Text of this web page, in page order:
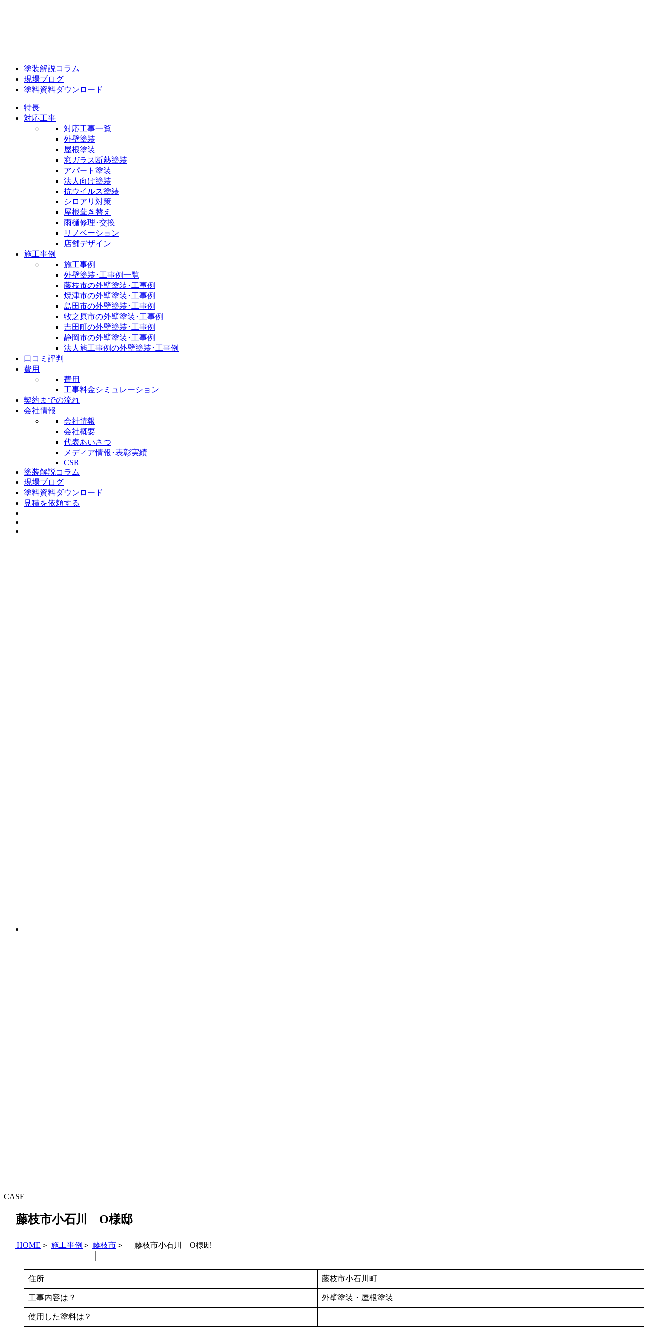
塗装解説コラム
現場ブログ
塗料資料ダウンロード
特長
対応工事
対応工事一覧
外壁塗装
屋根塗装
窓ガラス断熱塗装
アパート塗装
法人向け塗装
抗ウイルス塗装
シロアリ対策
屋根葺き替え
雨樋修理･交換
リノベーション
店舗デザイン
施工事例
施工事例
外壁塗装･工事例一覧
藤枝市の外壁塗装･工事例
焼津市の外壁塗装･工事例
島田市の外壁塗装･工事例
牧之原市の外壁塗装･工事例
吉田町の外壁塗装･工事例
静岡市の外壁塗装･工事例
法人施工事例の外壁塗装･工事例
口コミ評判
費用
費用
工事料金シミュレーション
契約までの流れ
会社情報
会社情報
会社概要
代表あいさつ
メディア情報･表彰実績
CSR
塗装解説コラム
現場ブログ
塗料資料ダウンロード
見積を依頼する
CASE
藤枝市小石川 O様邸
HOME ＞ 施工事例 ＞ 藤枝市 ＞ 藤枝市小石川 O様邸
住所 藤枝市小石川町
工事内容は？ 外壁塗装・屋根塗装
使用した塗料は？